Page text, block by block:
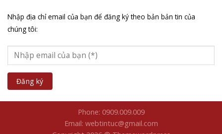
Nhập địa chỉ email của bạn để đăng ký theo bản bản tin của
chúng tôi:
Phone: 0909.009.009
Email: webtintuc@gmail.com